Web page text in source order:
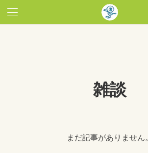
雑談
まだ記事がありません。